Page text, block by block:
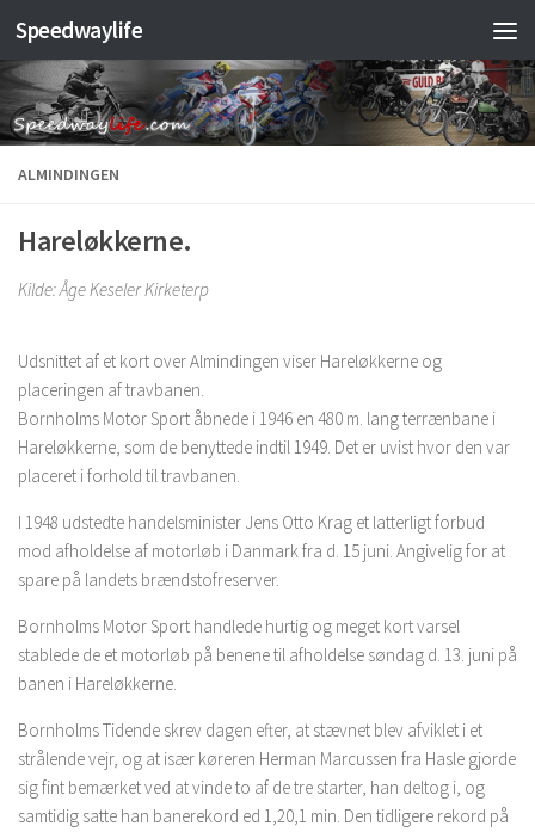
Skip to content
Speedwaylife
ALMINDINGEN
Hareløkkerne.
Kilde: Åge Keseler Kirketerp
Udsnittet af et kort over Almindingen viser Hareløkkerne og
placeringen af travbanen.
Bornholms Motor Sport åbnede i 1946 en 480 m. lang terrænbane i
Hareløkkerne, som de benyttede indtil 1949. Det er uvist hvor den var
placeret i forhold til travbanen.
I 1948 udstedte handelsminister Jens Otto Krag et latterligt forbud
mod afholdelse af motorløb i Danmark fra d. 15 juni. Angivelig for at
spare på landets brændstofreserver.
Bornholms Motor Sport handlede hurtig og meget kort varsel
stablede de et motorløb på benene til afholdelse søndag d. 13. juni på
banen i Hareløkkerne.
Bornholms Tidende skrev dagen efter, at stævnet blev afviklet i et
strålende vejr, og at især køreren Herman Marcussen fra Hasle gjorde
sig fint bemærket ved at vinde to af de tre starter, han deltog i, og
samtidig satte han banerekord ed 1,20,1 min. Den tidligere rekord på